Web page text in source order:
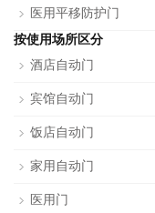
医用平移防护门
按使用场所区分
酒店自动门
宾馆自动门
饭店自动门
家用自动门
医用门